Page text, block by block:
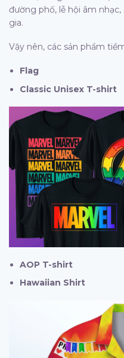
đường phố, lễ hội âm
gia.
Vậy nên, các sản phẩm
Flag
Classic Unisex T-shirt
AOP T-shirt
Hawaiian Shirt